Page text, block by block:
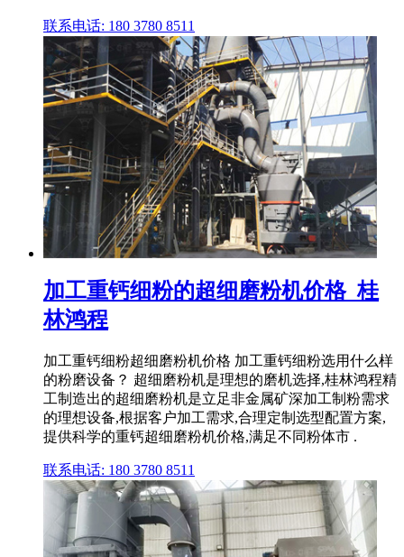
联系电话: 180 3780 8511
加工重钙细粉的超细磨粉机价格_桂
林鸿程
加工重钙细粉超细磨粉机价格 加工重钙细粉选用什么样
的粉磨设备？ 超细磨粉机是理想的磨机选择,桂林鸿程精
工制造出的超细磨粉机是立足非金属矿深加工制粉需求
的理想设备,根据客户加工需求,合理定制选型配置方案,
提供科学的重钙超细磨粉机价格,满足不同粉体市 .
联系电话: 180 3780 8511